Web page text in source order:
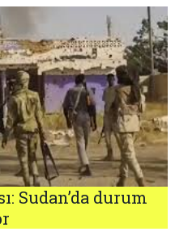
Sudan’da durum